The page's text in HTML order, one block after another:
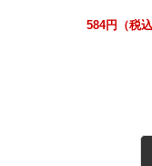
584円（税込